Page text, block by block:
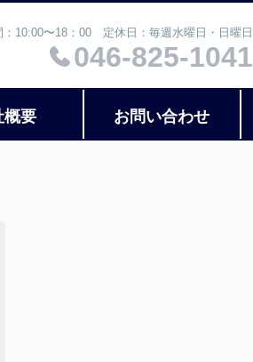
：10:00〜18：00 定休日：毎週水曜日・日曜日
046-825-1041
概要 お問い合わせ